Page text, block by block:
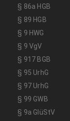
§ 86a HGB
§ 89 HGB
§ 9 HWG
§ 9 VgV
§ 917 BGB
§ 95 UrhG
§ 97 UrhG
§ 99 GWB
§ 9a GlüStV